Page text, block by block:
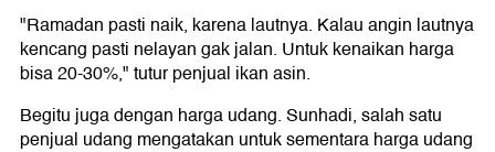
"Ramadan pasti naik, karena lautnya. Kalau angin lautnya
kencang pasti nelayan gak jalan. Untuk kenaikan harga
bisa 20-30%," tutur penjual ikan asin.
Begitu juga dengan harga udang. Sunhadi, salah satu
penjual udang mengatakan untuk sementara harga udang